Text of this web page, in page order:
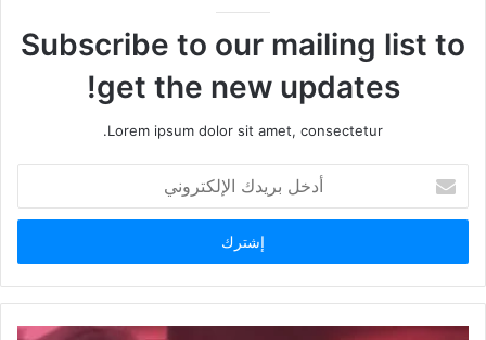
Subscribe to our mailing list to
get the new updates!
Lorem ipsum dolor sit amet, consectetur.
بريدك
الإلكتروني